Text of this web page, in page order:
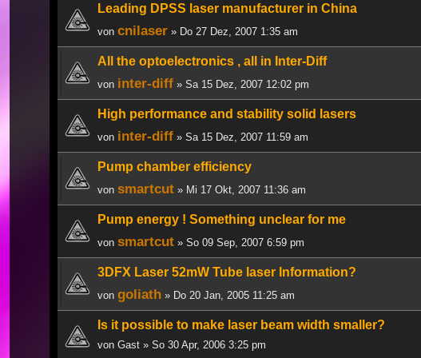
Leading DPSS laser manufacturer in China
von cnilaser » Do 27 Dez, 2007 1:35 am
All the optoelectronics , all in Inter-Diff
von inter-diff » Sa 15 Dez, 2007 12:02 pm
High performance and stability solid lasers
von inter-diff » Sa 15 Dez, 2007 11:59 am
Pump chamber efficiency
von smartcut » Mi 17 Okt, 2007 11:36 am
Pump energy ! Something unclear for me
von smartcut » So 09 Sep, 2007 6:59 pm
3DFX Laser 52mW Tube laser Information?
von goliath » Do 20 Jan, 2005 11:25 am
Is it possible to make laser beam width smaller?
von Gast » So 30 Apr, 2006 3:25 pm